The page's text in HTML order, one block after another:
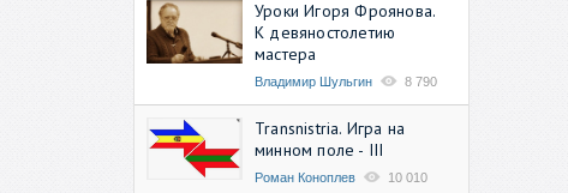
Уроки Игоря Фроянова.
К девяностолетию
мастера
Владимир Шульгин 8 790
Transnistria. Игра на
минном поле - III
Роман Коноплев 10 010